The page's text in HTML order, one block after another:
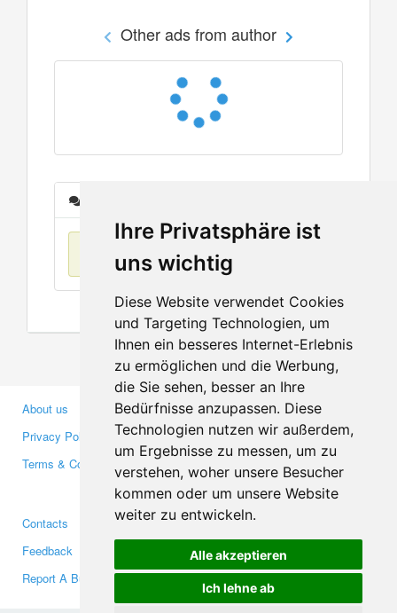
Ihre Privatsphäre ist
uns wichtig
Diese Website verwendet Cookies
und Targeting Technologien, um
Ihnen ein besseres Internet-Erlebnis
zu ermöglichen und die Werbung,
die Sie sehen, besser an Ihre
Bedürfnisse anzupassen. Diese
Technologien nutzen wir außerdem,
um Ergebnisse zu messen, um zu
verstehen, woher unsere Besucher
kommen oder um unsere Website
weiter zu entwickeln.
Alle akzeptieren
Ich lehne ab
Other ads from author
No items found
About us
Privacy Policy
Terms & Conditions
Business Partners
Investors
Media
Contacts
Feedback
Report A Bug
Facebook
Twitter
YouTube
Google+